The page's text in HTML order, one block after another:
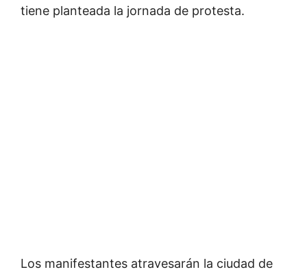
tiene planteada la jornada de protesta.
Los manifestantes atravesarán la ciudad de